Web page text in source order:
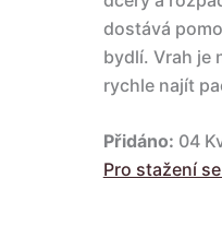
dostává
bydlí. Vrah je
rychle najít
Přidáno: 04
Pro stažení